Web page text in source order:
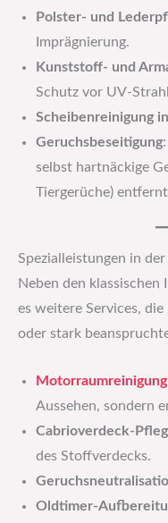
Polster- und
Imprägnierung.
Kunststoff- und
Schutz vor UV-
Scheibenreinigung
Geruchsbeseitigung
selbst hartnäckige
Tiergerüche)
Spezialleistungen in
Neben den
es weitere Services,
oder stark
Motorraumreinigung
Aussehen, sondern
Cabrioverdeck-
des Stoffverdecks.
Oldtimer-